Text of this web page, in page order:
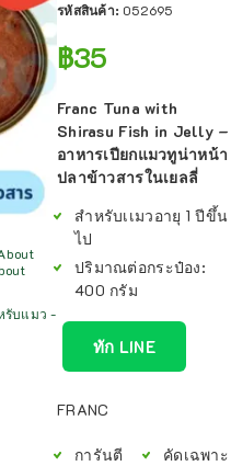
รับแมว -
รหัสสินค้า: 052695
฿35
Franc Tuna with
Shirasu Fish in Jelly –
อาหารเปียกแมวทูน่าหน้า
ปลาข้าวสารในเยลลี่
สําหรับเเมวอายุ 1 ปีขึ้น
ไป
ปริมาณต่อกระป๋อง:
400 กรัม
ทัก LINE
FRANC
การันตี
คัดเฉพาะ